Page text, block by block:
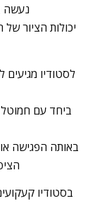
נעשה
יכולות הציור
לסטודיו
ביחד עם
באותה הפגישה
בסטודיו